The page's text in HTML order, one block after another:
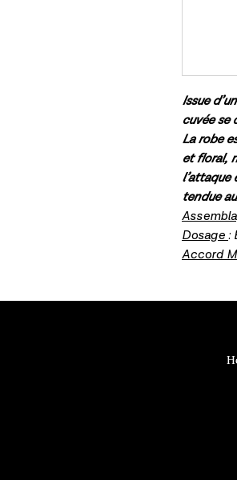
Issue
cuvée se
La robe
et floral,
l’attaque
tendue
Dosage:
Accord